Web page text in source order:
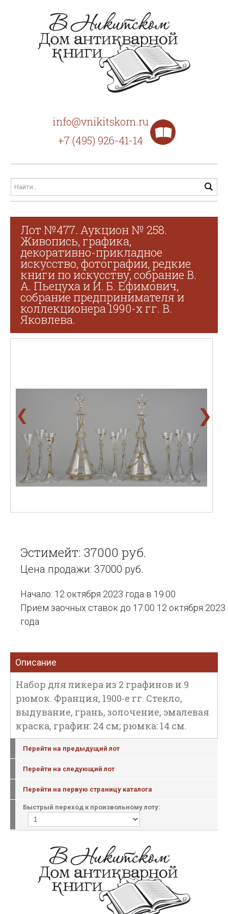
info@vnikitskom.ru
+7 (495) 926-41-14
Лот №477. Аукцион № 258.
Живопись, графика,
декоративно-прикладное
искусство, фотографии, редкие
книги по искусству, собрание В.
А. Пьецуха и И. Б. Ефимович,
собрание предпринимателя и
коллекционера 1990-х гг. В.
Яковлева.
❮ ❯
Эстимейт: 37000 руб.
Цена продажи: 37000 руб.
Начало: 12 октября 2023 года в 19:00
Прием заочных ставок до 17:00 12 октября 2023
года
Описание
Набор для ликера из 2 графинов и 9
рюмок. Франция, 1900-е гг. Стекло,
выдувание, грань, золочение, эмалевая
краска, графин: 24 см; рюмка: 14 см.
Перейти на предыдущий лот
Перейти на следующий лот
Перейти на первую страницу каталога
Быстрый переход к произвольному лоту: